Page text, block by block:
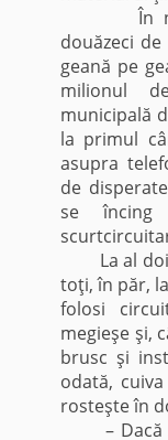
În
douăzeci
geană pe
milionul
municipală
la primul
asupra
de
se încing
La al
toţi, în păr,
folosi
megieşe şi,
brusc şi
odată,
rosteşte în
– Dacă